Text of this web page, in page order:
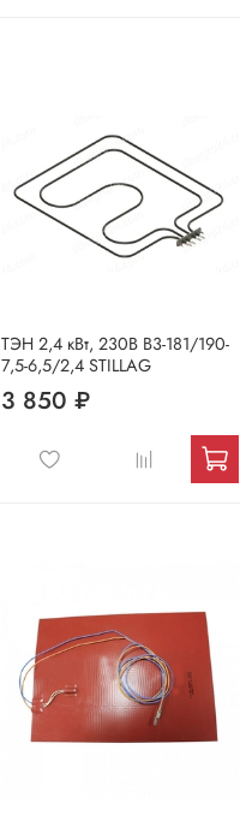
ТЭН 2,4 кВт, 230В В3-181/190-
7,5-6,5/2,4 STILLAG
3 850 ₽